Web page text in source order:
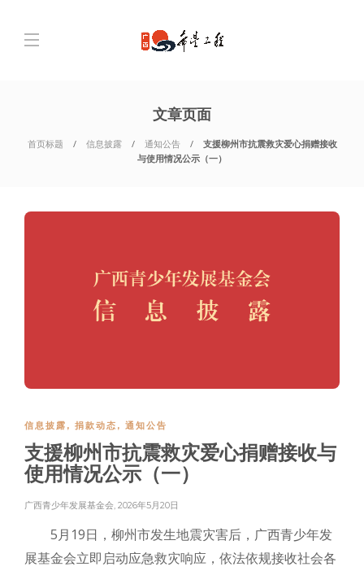
文章页面
首页标题 信息披露 通知公告
支援柳州市抗震救灾爱心捐赠接收
与使用情况公示（一）
信息披露 , 捐款动态 , 通知公告
支援柳州市抗震救灾爱心捐赠接收与
使用情况公示（一）
广西青少年发展基金会, 2026年5月20日
5月19日，柳州市发生地震灾害后，广西青少年发
展基金会立即启动应急救灾响应，依法依规接收社会各